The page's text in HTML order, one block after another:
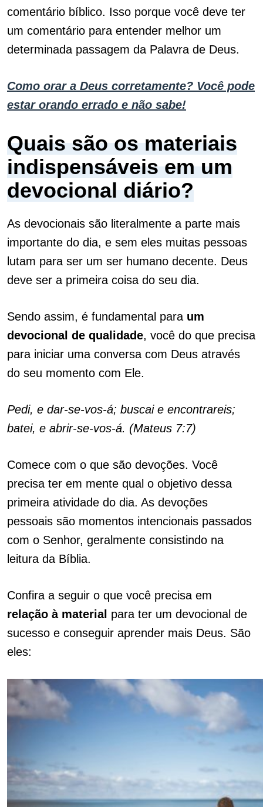
comentário bíblico. Isso porque você deve ter
um comentário para entender melhor um
determinada passagem da Palavra de Deus.
Como orar a Deus corretamente? Você pode
estar orando errado e não sabe!
Quais são os materiais
indispensáveis em um
devocional diário?
As devocionais são literalmente a parte mais
importante do dia, e sem eles muitas pessoas
lutam para ser um ser humano decente. Deus
deve ser a primeira coisa do seu dia.
Sendo assim, é fundamental para um
devocional de qualidade, você do que precisa
para iniciar uma conversa com Deus através
do seu momento com Ele.
Pedi, e dar-se-vos-á; buscai e encontrareis;
batei, e abrir-se-vos-á. (Mateus 7:7)
Comece com o que são devoções. Você
precisa ter em mente qual o objetivo dessa
primeira atividade do dia. As devoções
pessoais são momentos intencionais passados ​​
com o Senhor, geralmente consistindo na
leitura da Bíblia.
Confira a seguir o que você precisa em
relação à material para ter um devocional de
sucesso e conseguir aprender mais Deus. São
eles: